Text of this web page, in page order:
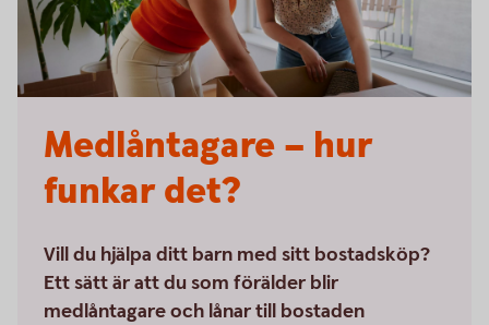
Medlåntagare – hur
funkar det?
Vill du hjälpa ditt barn med sitt bostadsköp?
Ett sätt är att du som förälder blir
medlåntagare och lånar till bostaden